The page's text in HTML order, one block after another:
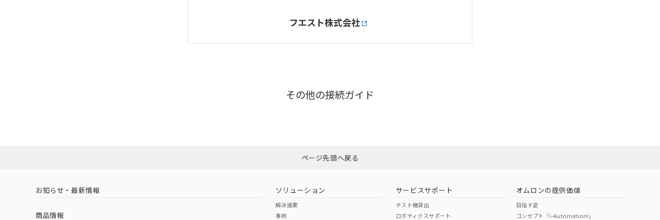
フエスト株式会社
その他の接続ガイド
ページ先頭へ戻る
お知らせ・最新情報
商品情報
ソリューション
解決提案
事例
サービスサポート
テスト機貸出
ロボティクスサポート
オムロンの提供価値
目指す姿
コンセプト「i-Automation!」